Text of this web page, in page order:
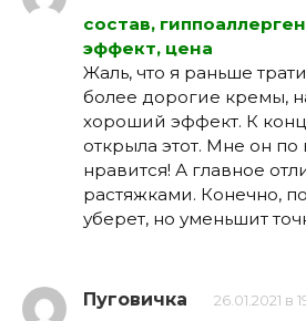
состав,
эффект, цена
Жаль, что я раньше
более дорогие кремы,
хороший эффект. К
открыла этот. Мне он по
нравится! А главное
растяжками. Конечно,
уберет, но уменьшит
Пуговичка 26.01.2021 в